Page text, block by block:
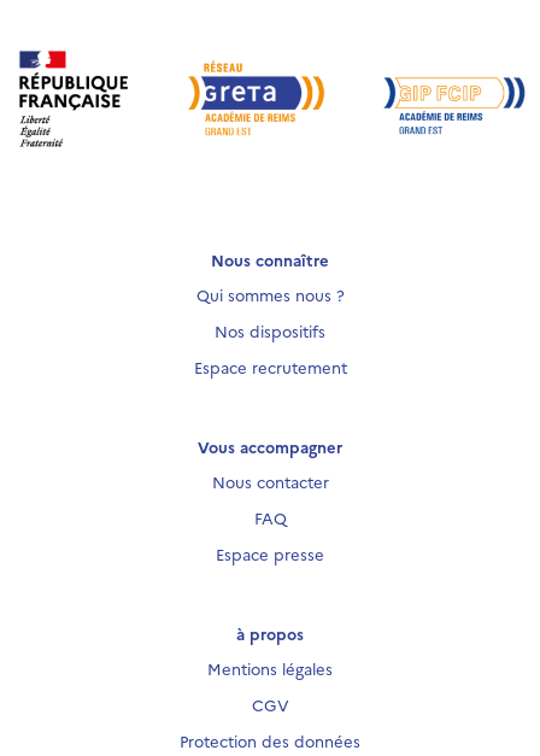
Nous connaître
Qui sommes nous ?
Nos dispositifs
Espace recrutement
Vous accompagner
Nous contacter
FAQ
Espace presse
à propos
Mentions légales
CGV
Protection des données